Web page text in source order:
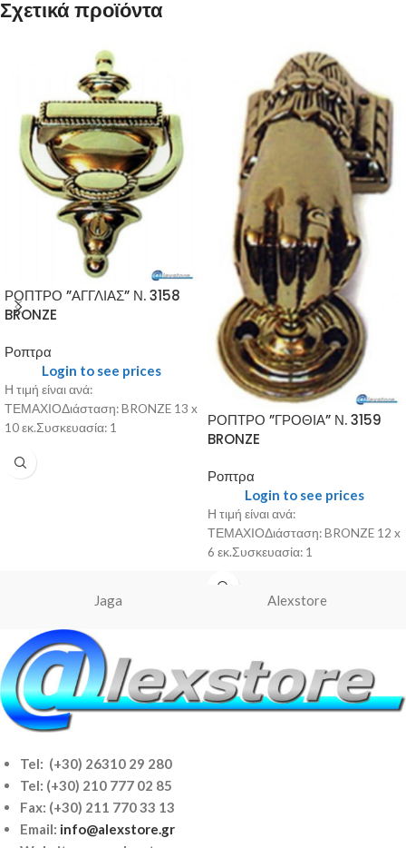
Σχετικά προϊόντα
ΡΟΠΤΡΟ ”ΑΓΓΛΙΑΣ” Ν. 3158
BRONZE
Ροπτρα
Login to see prices
Η τιμή είναι ανά:
ΤΕΜΑΧΙΟΔιάσταση: BRONZE 13 x
10 εκ.Συσκευασία: 1
ΡΟΠΤΡΟ ”ΓΡΟΘΙΑ” Ν. 3159
BRONZE
Ροπτρα
Login to see prices
Η τιμή είναι ανά:
ΤΕΜΑΧΙΟΔιάσταση: BRONZE 12 x
6 εκ.Συσκευασία: 1
Jaga Alexstore
Tel: (+30) 26310 29 280
Tel: (+30) 210 777 02 85
Fax: (+30) 211 770 33 13
Email: info@alexstore.gr